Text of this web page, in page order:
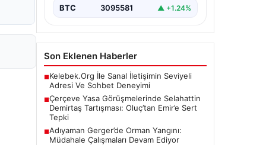
önemli bir…
BTC 3095581 ▲ +1.24%
Son Eklenen Haberler
■Kelebek.Org İle Sanal İletişimin Seviyeli
Adresi Ve Sohbet Deneyimi
■Çerçeve Yasa Görüşmelerinde Selahattin
Demirtaş Tartışması: Oluç’tan Emir’e Sert
Tepki
■Adıyaman Gerger’de Orman Yangını:
Müdahale Çalışmaları Devam Ediyor